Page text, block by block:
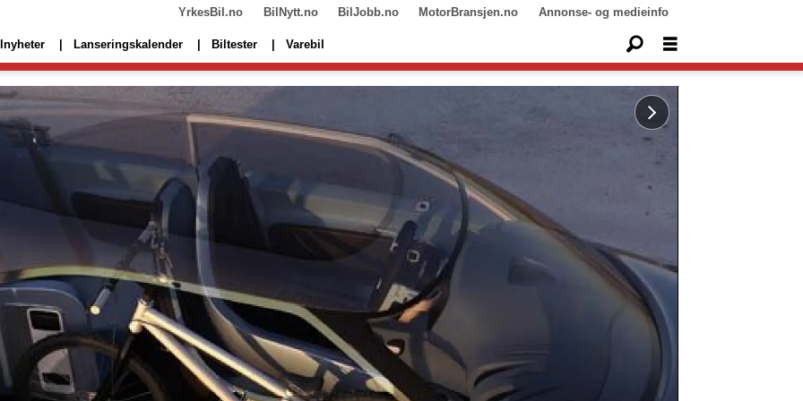
YrkesBil.no BilNytt.no BilJobb.no MotorBransjen.no Annonse- og medieinfo
Lanseringskalender Biltester Varebil